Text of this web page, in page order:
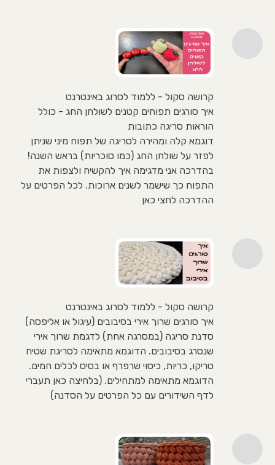
קרושה סקול - ללמוד לסרוג באינטרנט
איך סורגים תפוחים קטנים לשולחן החג - כולל
הוראות סריגה כתובות
דוגמא קלה ומהירה לסריגה של תפוח מיני שניתן
לפזר על שולחן החג (כמו סוכריות) בראש השנה!
בהדרכה אני מדגימה איך להקשיח ולצפות את
התפוח כך שישמר לשנים ארוכות. לכל הפרטים על
ההדרכה לחצי כאן
קרושה סקול - ללמוד לסרוג באינטרנט
איך סורגים שרוך אירי בסיבובים (עיגול או אליפסה)
סדנת סריגה (במסרגה אחת) לדגמת שרוך אירי
שנסרג בסיבובים. הדוגמא מתאימה לסריגת שטיח
טריקו, כריות, כיסוי שרפרף או בסיס לכלים חמים.
הדוגמא מתאימה למתחילים. (בלחיצה כאן תעברי
לדף השידורים עם כל הפרטים על הסדנה)